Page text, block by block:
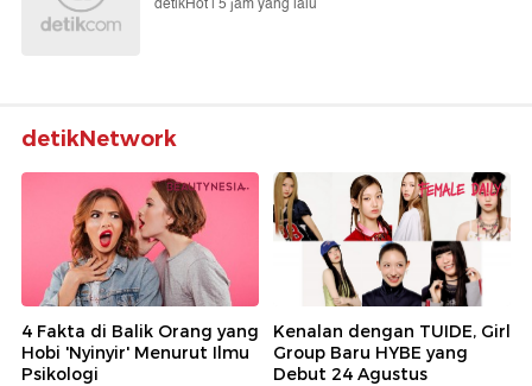
detikNetwork
4 Fakta di Balik Orang yang
Hobi 'Nyinyir' Menurut Ilmu
Psikologi
Kenalan dengan TUIDE, Girl
Group Baru HYBE yang
Debut 24 Agustus